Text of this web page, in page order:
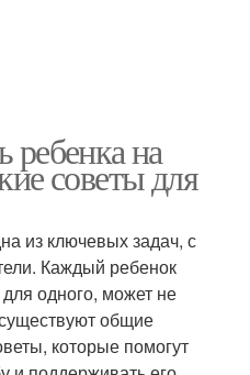
ребенка на
советы для
из ключевых задач, с
Каждый ребенок
для одного, может не
общие
которые помогут